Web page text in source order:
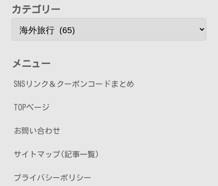
カテゴリー
メニュー
SNSリンク＆クーポンコードまとめ
TOPページ
お問い合わせ
サイトマップ(記事一覧)
プライバシーポリシー